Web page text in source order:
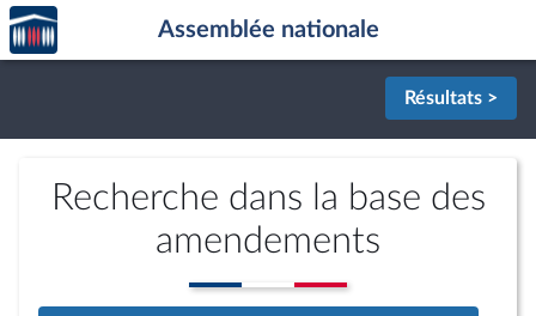
Aller au contenu
Aller en bas de la page
Accèder
à la
page
Assemblée nationale
Résultats >
Recherche dans la base des
amendements